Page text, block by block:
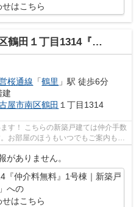
はこちら
『仲介料無料』1号棟｜新築戸建て
桜通線 「鶴里 」駅 徒歩6分
建
屋市南区鶴田 １丁目1314
す！ こちらの新築戸建ては仲介手数
お部屋のほうもいつでもご案内もさ
がありません。
『仲介料無料』1号棟｜新築戸
への
はこちら